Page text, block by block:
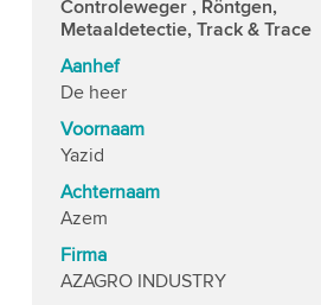
Controleweger , Röntgen,
Metaaldetectie, Track & Trace
Aanhef
De heer
Voornaam
Yazid
Achternaam
Azem
Firma
AZAGRO INDUSTRY